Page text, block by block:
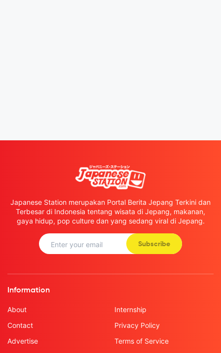
Japanese Station merupakan Portal Berita Jepang Terkini dan
Terbesar di Indonesia tentang wisata di Jepang, makanan,
gaya hidup, pop culture dan yang sedang viral di Jepang.
Subscribe
Information
About
Contact
Advertise
Internship
Privacy Policy
Terms of Service